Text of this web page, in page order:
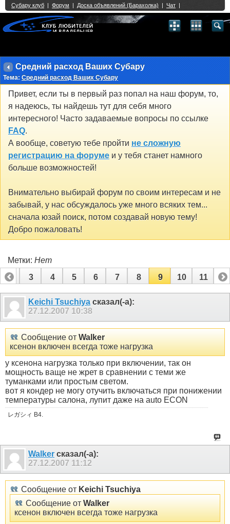
Средний расход Ваших Субару
Тема: Средний расход Ваших Субару
Привет, если ты в первый раз попал на наш форум, то,
я надеюсь, ты найдешь тут для себя много
интересного! Часто задаваемые вопросы по ссылке
FAQ.
А вообще, советую тебе пройти не сложную
регистрацию на форуме и у тебя станет намного
больше возможностей!
Внимательно выбирай форум по своим интересам и не
забывай, у нас обсуждалось уже много всяких тем...
сначала юзай поиск, потом создавай новую тему!
Добро пожаловать!
Метки: Нет
2
3 4 5 6 7 8 9 10 11
Keichi Tsuchiya сказал(-а):
27.12.2007 10:38
Сообщение от Walker
ксенон включен всегда тоже нагрузка
у ксенона нагрузка только при включении, так он
мощность ваще не жрет в сравнении с теми же
туманками или простым светом.
вот я кондер не могу отучить включаться при понижении
температуры салона, лупит даже на auto ECON
レガシィ B4.
Walker сказал(-а):
27.12.2007 11:12
Сообщение от Keichi Tsuchiya
Сообщение от Walker
ксенон включен всегда тоже нагрузка
Single Sign On provided byvBSSO
2 3 4 5 6 7 8 9 10 11 12 13 14 15 16 17 18 21 22 23 24 25 26
27 28 29 30 31 32 33 40 41 42 43